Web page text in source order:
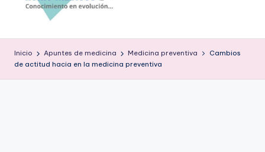
o
m
estudio,
Inicio Apuntes de medicina Medicina preventiva
Cambios
de actitud hacia en la medicina preventiva